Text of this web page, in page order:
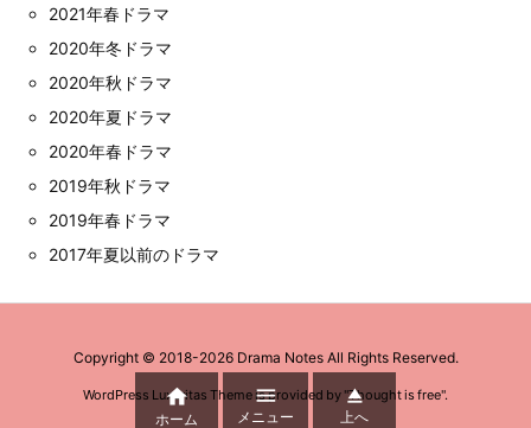
2021年春ドラマ
2020年冬ドラマ
2020年秋ドラマ
2020年夏ドラマ
2020年春ドラマ
2019年秋ドラマ
2019年春ドラマ
2017年夏以前のドラマ
Copyright © 2018-2026 Drama NotesAll Rights Reserved.
WordPress Luxeritas Theme is provided by "Thought is free".

ホーム

メニュー

上へ